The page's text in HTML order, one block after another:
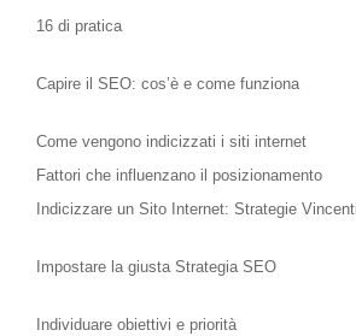
16 di pratica
Capire il SEO: cos’è e come funziona
Come vengono indicizzati i siti internet
Fattori che influenzano il posizionamento
Indicizzare un Sito Internet: Strategie Vincenti
Impostare la giusta Strategia SEO
Individuare obiettivi e priorità